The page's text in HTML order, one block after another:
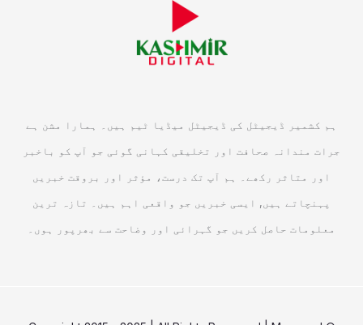
ہم کشمیر ڈیجیٹل کی ڈیجیٹل میڈیا ٹیم ہیں۔ ہمارا مشن ہے
جرات مندانہ صحافت اور تخلیقی کہانی گوئی جو آپ کو باخبر
اور متاثر رکھے۔ ہم آپ تک درست، مؤثر اور بروقت خبریں
پہنچاتے ہیں, ایسی خبریں جو واقعی اہم ہیں۔ تازہ ترین
معلومات حاصل کریں جو گہرائی اور وضاحت سے بھرپور ہوں۔